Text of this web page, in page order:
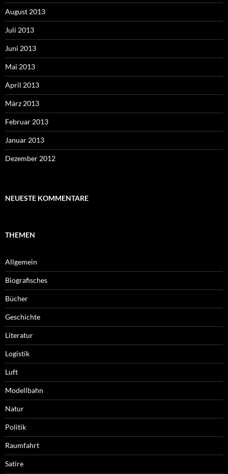
August 2013
Juli 2013
Juni 2013
Mai 2013
April 2013
März 2013
Februar 2013
Januar 2013
Dezember 2012
NEUESTE KOMMENTARE
THEMEN
Allgemein
Biografisches
Bücher
Geschichte
Literatur
Logistik
Luft
Modellbahn
Natur
Politik
Raumfahrt
Satire